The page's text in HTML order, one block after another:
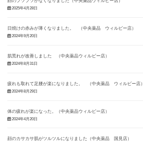
2025年4月28日
日焼けの赤みが薄くなりました。 （中央薬品 ウィルビー店）
2024年9月20日
肌荒れが改善しました （中央薬品ウィルビー店）
2024年8月31日
疲れも取れて足腰が楽になりました。 （中央薬品 ウィルビー店）
2024年8月29日
体の疲れが楽になった。（中央薬品ウィルビー店）
2024年4月20日
顔のカサカサ肌がツルツルになりました（中央薬品 国見店）